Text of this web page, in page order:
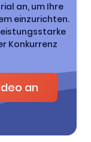
an, um Ihre
einzurichten.
Konkurrenz
an